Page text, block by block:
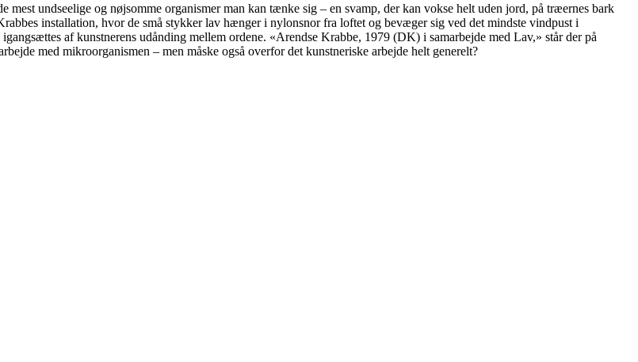
mest undseelige og nøjsomme organismer man kan tænke sig – en svamp, der kan vokse helt uden jord, på træernes bark
installation, hvor de små stykker lav hænger i nylonsnor fra loftet og bevæger sig ved det mindste vindpust i
af kunstnerens udånding mellem ordene. «Arendse Krabbe, 1979 (DK) i samarbejde med Lav,» står der på
med mikroorganismen – men måske også overfor det kunstneriske arbejde helt generelt?